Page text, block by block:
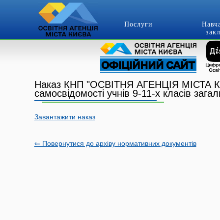
Послуги
Наказ КНП "ОСВІТНЯ АГЕНЦІЯ МІСТА
самосвідомості учнів 9-11-х класів
Завантажити наказ
⇐ Повернутися до архіву нормативних документів